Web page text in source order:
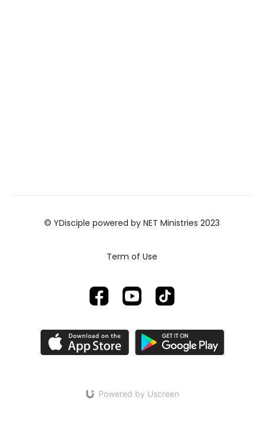
© YDisciple powered by NET Ministries 2023
Term of Use
Powered by Uscreen